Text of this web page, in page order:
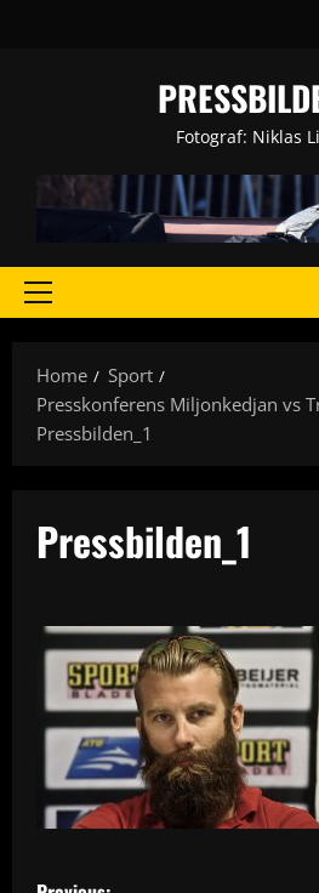
Fotograf: Niklas
Primary
Home
Sport
Presskonferens Miljonkedjan vs
Pressbilden_1
Pressbilden_1